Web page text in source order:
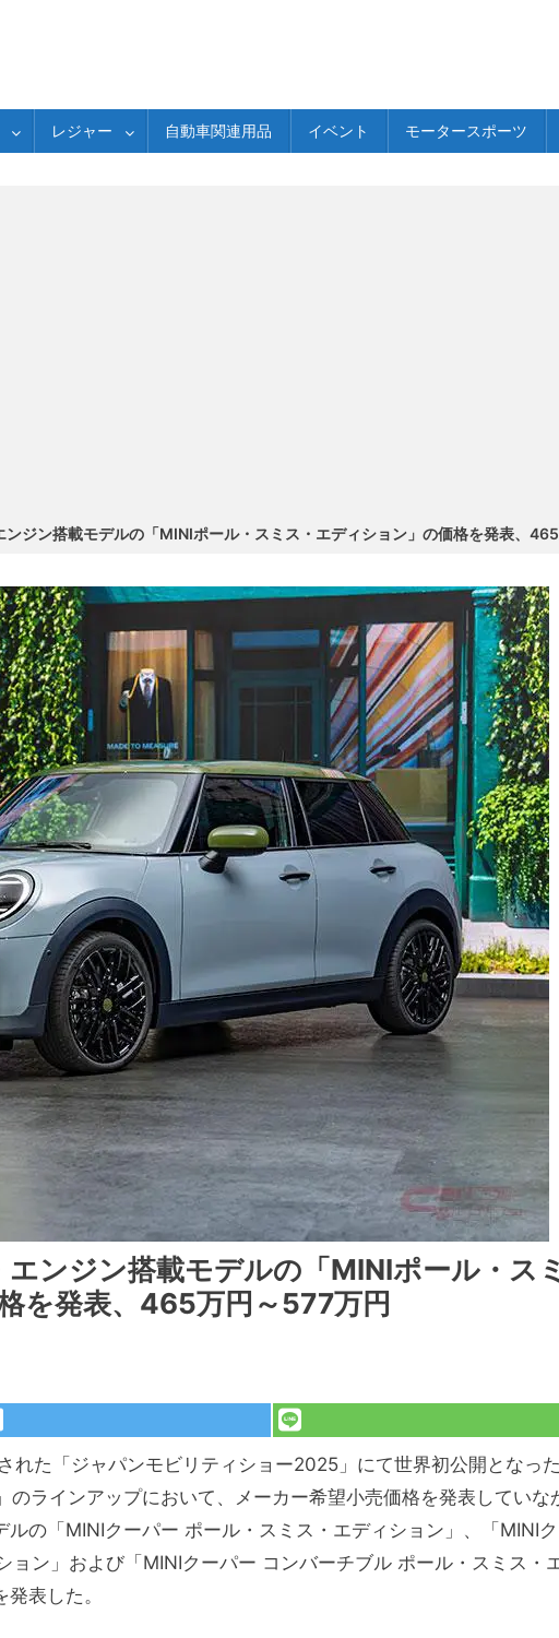
レジャー 自動車関連用品 イベント モータースポーツ
ンジン搭載モデルの「MINIポール・スミス・エディション」の価格を発表、
ンジン搭載モデルの「MINIポール・ス
を発表、465万円～577万円
れた「ジャパンモビリティショー2025」にて世界初公開となっ
のラインアップにおいて、メーカー希望小売価格を発表していな
の「MINIクーパー ポール・スミス・エディション」、「MINIク
ョン」および「MINIクーパー コンバーチブル ポール・スミス・
表した。